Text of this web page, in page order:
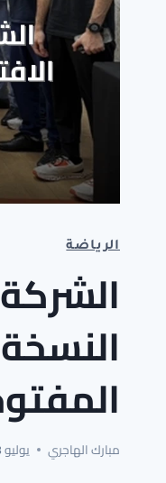
الرياضة
مبارك الهاجري يوليو 8, 2026